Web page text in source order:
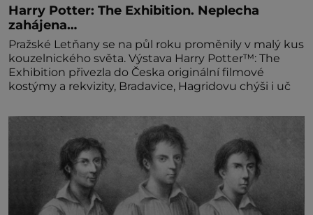
Harry Potter: The Exhibition. Neplecha
zahájena…
Pražské Letňany se na půl roku proměnily v malý kus
kouzelnického světa. Výstava Harry Potter™: The
Exhibition přivezla do Česka originální filmové
kostýmy a rekvizity, Bradavice, Hagridovu chýši i uč